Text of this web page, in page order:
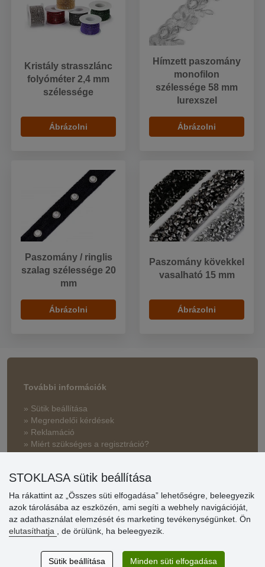
Kristály strasszlánc
folyóméter 2,4 mm
szélessége
Ábrázolni
Hímzett paszomány
monofilon
szélessége 58 mm
lurexszel
Ábrázolni
Paszomány / ringlis
szalag szélessége 20
mm
Ábrázolni
Paszomány kövekkel
vasalható 15 mm
Ábrázolni
További információk
» Sütik beállítása
» Megrendelői kérdések
» Reklamáció
» Miért szükséges a regisztráció?
vásárlóinknak
» Súgó
Vásárlók
értékelése
STOKLASA sütik beállítása
Ha rákattint az „Összes süti elfogadása” lehetőségre, beleegyezik
azok tárolásába az eszközén, ami segíti a webhely navigációját,
az adathasználat elemzését és marketing tevékenységünket. Ön
elutasíthatja
, de örülünk, ha beleegyezik.
Sütik beállítása Minden süti elfogadása